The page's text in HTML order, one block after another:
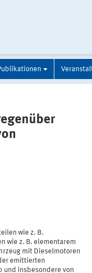
wie z. B.
wie z. B. elementarem
mit Dieselmotoren
emittierten
und insbesondere von